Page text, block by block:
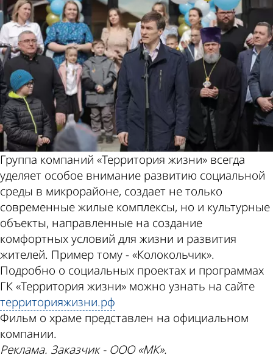
Группа компаний «Территория жизни» всегда
уделяет особое внимание развитию социальной
среды в микрорайоне, создает не только
современные жилые комплексы, но и культурные
объекты, направленные на создание
комфортных условий для жизни и развития
жителей. Пример тому - «Колокольчик».
Подробно о социальных проектах и программах
ГК «Территория жизни» можно узнать на сайте
территорияжизни.рф
Фильм о храме представлен на официальном
компании.
Реклама. Заказчик - ООО «МК».